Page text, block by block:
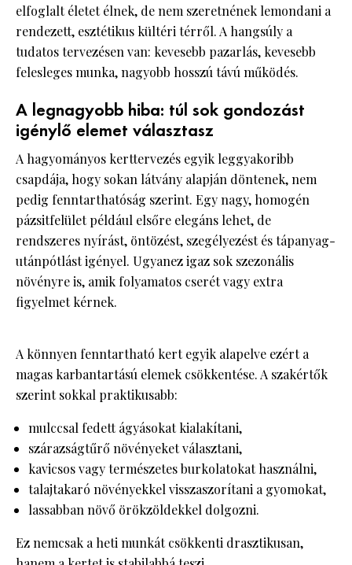
elfoglalt életet élnek, de nem szeretnének lemondani a
rendezett, esztétikus kültéri térről. A hangsúly a
tudatos tervezésen van: kevesebb pazarlás, kevesebb
felesleges munka, nagyobb hosszú távú működés.
A legnagyobb hiba: túl sok gondozást
igénylő elemet választasz
A hagyományos kerttervezés egyik leggyakoribb
csapdája, hogy sokan látvány alapján döntenek, nem
pedig fenntarthatóság szerint. Egy nagy, homogén
pázsitfelület például elsőre elegáns lehet, de
rendszeres nyírást, öntözést, szegélyezést és tápanyag-
utánpótlást igényel. Ugyanez igaz sok szezonális
növényre is, amik folyamatos cserét vagy extra
figyelmet kérnek.
A könnyen fenntartható kert egyik alapelve ezért a
magas karbantartású elemek csökkentése. A szakértők
szerint sokkal praktikusabb:
mulccsal fedett ágyásokat kialakítani,
szárazságtűrő növényeket választani,
kavicsos vagy természetes burkolatokat használni,
talajtakaró növényekkel visszaszorítani a gyomokat,
lassabban növő örökzöldekkel dolgozni.
Ez nemcsak a heti munkát csökkenti drasztikusan,